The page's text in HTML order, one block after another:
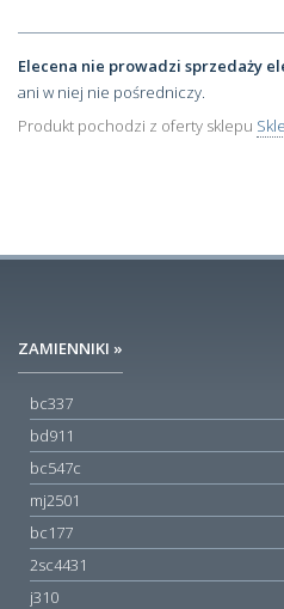
Elecena nie prowadzi sprzedaży
ani w niej nie pośredniczy.
Produkt pochodzi z oferty sklepu
ZAMIENNIKI »
bc337
bd911
bc547c
mj2501
bc177
2sc4431
j310